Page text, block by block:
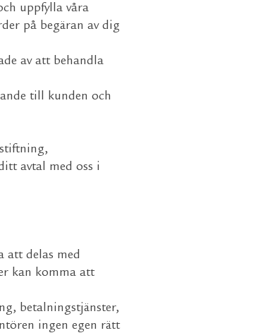
uppfylla våra
på begäran av dig
av att behandla
till kunden och
avtal med oss i
att delas med
kan komma att
betalningstjänster,
ingen egen rätt